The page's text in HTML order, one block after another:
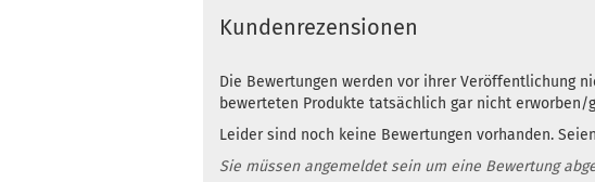
Kundenrezensionen
Die Bewertungen werden vor ihrer Veröffentlichung
bewerteten Produkte tatsächlich gar nicht erworben/
Leider sind noch keine Bewertungen vorhanden.
Sie müssen angemeldet sein um eine Bewertung